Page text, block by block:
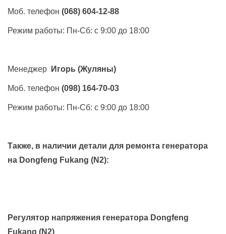
Моб. телефон (068) 604-12-88
Режим работы: Пн-Сб: с 9:00 до 18:00
Менеджер Игорь (Жуляны)
Моб. телефон (098) 164-70-03
Режим работы: Пн-Сб: с 9:00 до 18:00
Также, в наличии детали для ремонта генератора
на Dongfeng Fukang (N2):
Регулятор напряжения генератора Dongfeng
Fukang (N2)